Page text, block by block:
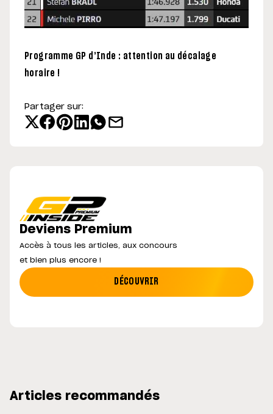
Programme GP d’Inde : attention au décalage
horaire !
Partager sur:
Deviens Premium
Accès à tous les articles, aux concours
et bien plus encore !
DÉCOUVRIR
Articles recommandés